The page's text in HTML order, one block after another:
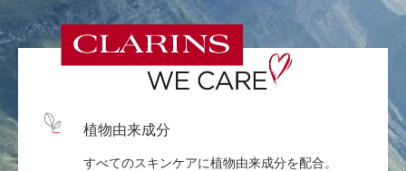
植物由来成分
すべてのスキンケアに植物由来成分を配合。